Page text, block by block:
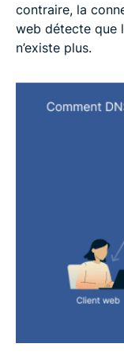
contraire, la
web détecte que
n’existe plus.